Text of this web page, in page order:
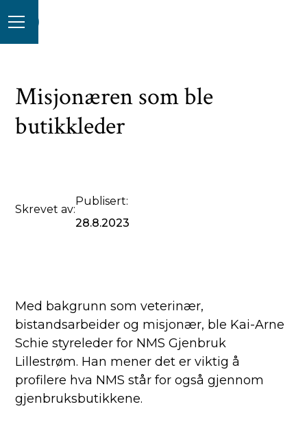
Misjonæren som ble
butikkleder
Skrevet av:
Publisert:
28.8.2023
Med bakgrunn som veterinær,
bistandsarbeider og misjonær, ble Kai-Arne
Schie styreleder for NMS Gjenbruk
Lillestrøm. Han mener det er viktig å
profilere hva NMS står for også gjennom
gjenbruksbutikkene.